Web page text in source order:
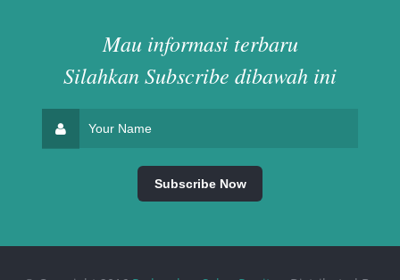
Mau informasi terbaru
Silahkan Subscribe dibawah ini